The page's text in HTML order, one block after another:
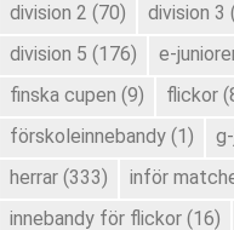
division 2 (70) division 3
division 5 (176) e-
finska cupen (9) flickor
förskoleinnebandy (1)
herrar (333) inför
innebandy för flickor (16)